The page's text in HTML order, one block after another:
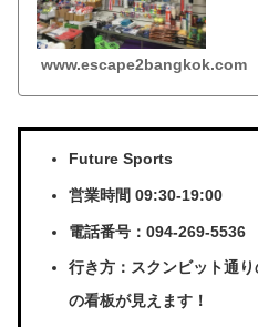
www.escape2bangkok.com
Future Sports
営業時間 09:30-19:00
電話番号：094-269-5536
行き方：スクンビット通
の看板が見えます！